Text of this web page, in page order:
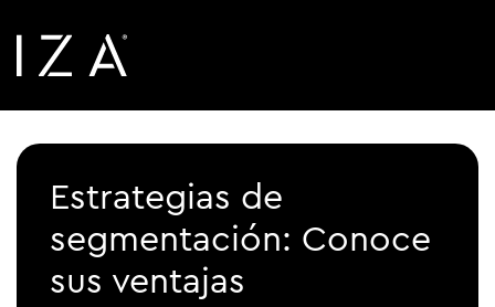
Estrategias de
segmentación: Conoce
sus ventajas